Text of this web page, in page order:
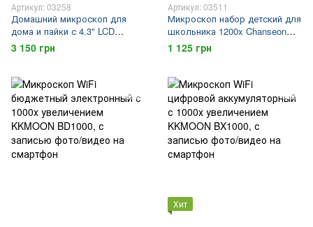
Артикул: 03258
Домашний микроскоп для
дома и пайки с 4.3" LCD
экраном GAOSUO G600 c
увеличением 600X,
3 150 грн
Артикул: 03511
Микроскоп набор детский для
школьника 1200x Chanseon
CH12 + 12 биологических
образцов в подарок!
1 125 грн
Хит